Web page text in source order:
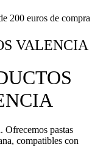
200 euros de compra
VALENCIA
Ofrecemos pastas
compatibles con